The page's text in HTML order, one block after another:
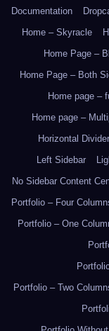
Documentation
Home – Skyracle
Home Page –
Home Page – Both
Home page –
Home page –
Horizontal
Left Sidebar
No Sidebar Content
Portfolio – Four
Portfolio – One
Portfolio – Two